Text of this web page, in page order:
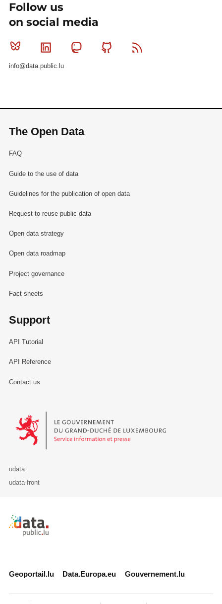
Follow us
on social media
Bluesky Linkedin MastodonGithub
info@data.public.lu
The Open Data
FAQ
Guide to the use of data
Guidelines for the publication of open data
Request to reuse public data
Open data strategy
Open data roadmap
Project governance
Fact sheets
Support
API Tutorial
API Reference
Contact us
Le Gouvernement du Grand-Duché de Luxembourg - Service
udata
udata-front
Retour à l'accueil de data.public.lu
Geoportail.lu Data.Europa.eu Gouvernement.lu